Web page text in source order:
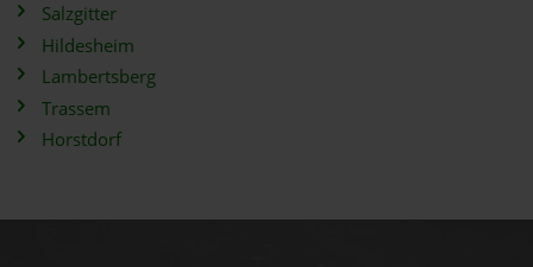
Salzgitter
Hildesheim
Lambertsberg
Trassem
Horstdorf